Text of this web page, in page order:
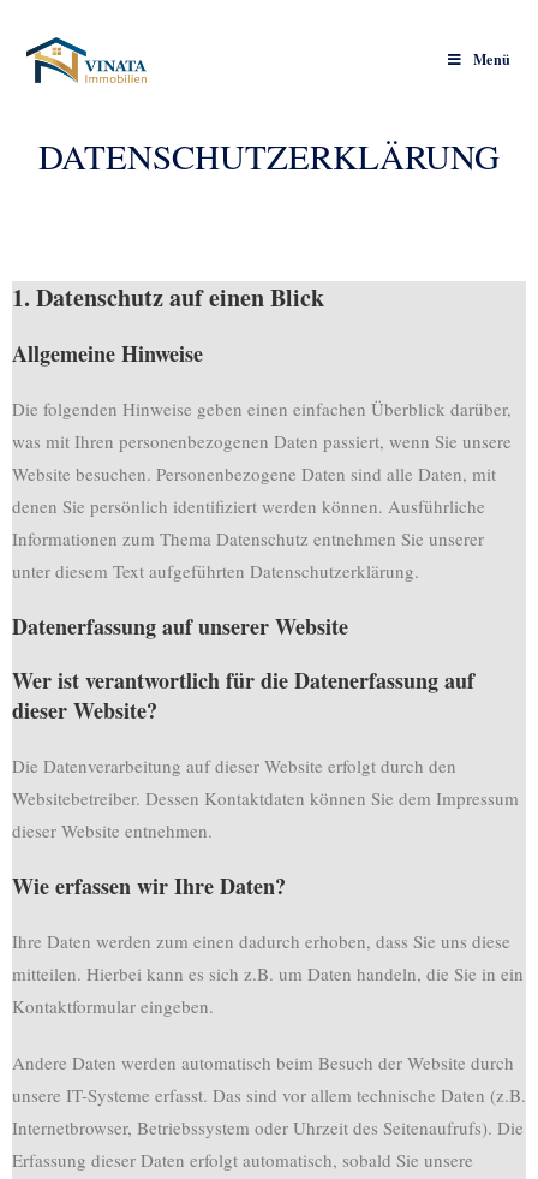
Menü
DATENSCHUTZERKLÄRUNG
1. Datenschutz auf einen Blick
Allgemeine Hinweise
Die folgenden Hinweise geben einen einfachen Überblick darüber,
was mit Ihren personenbezogenen Daten passiert, wenn Sie unsere
Website besuchen. Personenbezogene Daten sind alle Daten, mit
denen Sie persönlich identifiziert werden können. Ausführliche
Informationen zum Thema Datenschutz entnehmen Sie unserer
unter diesem Text aufgeführten Datenschutzerklärung.
Datenerfassung auf unserer Website
Wer ist verantwortlich für die Datenerfassung auf
dieser Website?
Die Datenverarbeitung auf dieser Website erfolgt durch den
Websitebetreiber. Dessen Kontaktdaten können Sie dem Impressum
dieser Website entnehmen.
Wie erfassen wir Ihre Daten?
Ihre Daten werden zum einen dadurch erhoben, dass Sie uns diese
mitteilen. Hierbei kann es sich z.B. um Daten handeln, die Sie in ein
Kontaktformular eingeben.
Andere Daten werden automatisch beim Besuch der Website durch
unsere IT-Systeme erfasst. Das sind vor allem technische Daten (z.B.
Internetbrowser, Betriebssystem oder Uhrzeit des Seitenaufrufs). Die
Erfassung dieser Daten erfolgt automatisch, sobald Sie unsere